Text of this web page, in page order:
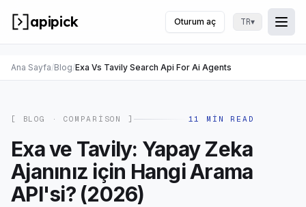
apipick Oturum aç TR▾
Ana Sayfa/Blog/Exa Vs Tavily Search Api For Ai Agents
[ BLOG ·COMPARISON ] 11 MIN READ
Exa ve Tavily: Yapay Zeka
Ajanınız için Hangi Arama
API'si? (2026)